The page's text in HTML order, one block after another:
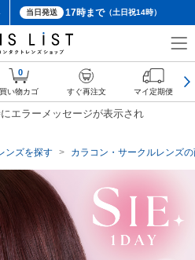
当日発送 17時まで（土日祝14時）
エラーメッセージが表示され
ンズを探す カラコン・サークルレンズ
0
買い物カゴ すぐ再注文 マイ定期便
ポン詳細